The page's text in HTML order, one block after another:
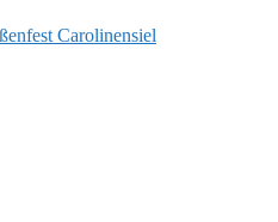
Carolinensiel